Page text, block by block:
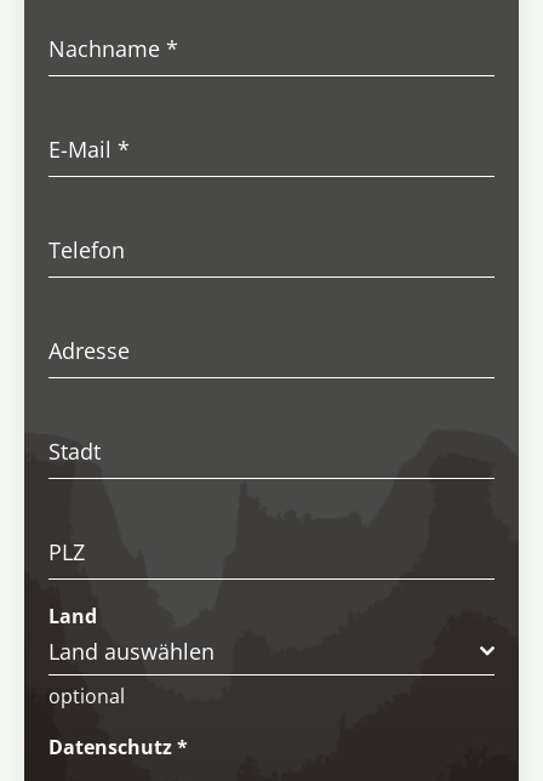
Nachname*
E-Mail*
Telefon
Adresse
Stadt
PLZ
Land
Land auswählen
optional
Datenschutz*